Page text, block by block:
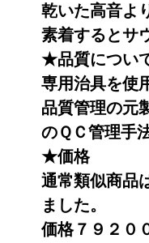
乾いた高音よ
素着するとサ
★品質につい
専用治具を使
品質管理の元
のＱＣ管理手
★価格
通常類似商品
ました。
価格７９２０